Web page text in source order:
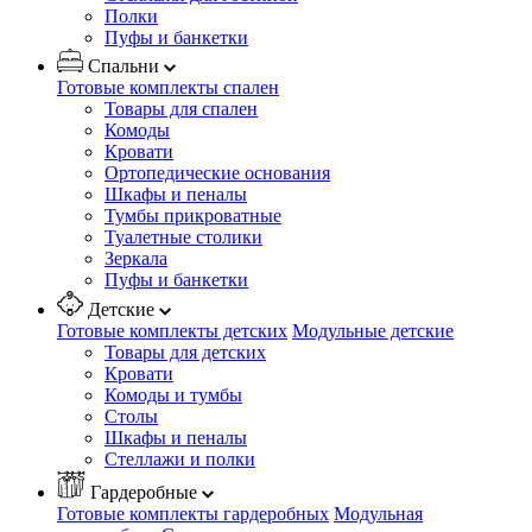
Полки
Пуфы и банкетки
Спальни
Готовые комплекты спален
Товары для спален
Комоды
Кровати
Ортопедические основания
Шкафы и пеналы
Тумбы прикроватные
Туалетные столики
Зеркала
Пуфы и банкетки
Детские
Готовые комплекты детских Модульные детские
Товары для детских
Кровати
Комоды и тумбы
Столы
Шкафы и пеналы
Стеллажи и полки
Гардеробные
Готовые комплекты гардеробных Модульная